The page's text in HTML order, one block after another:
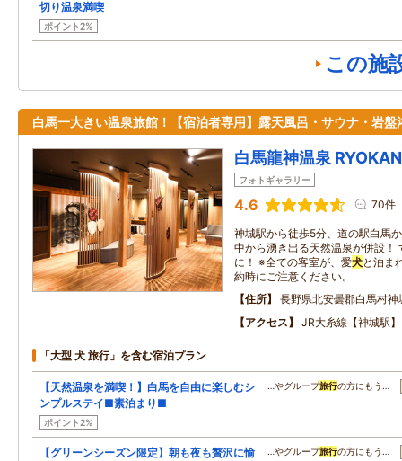
切り温泉満喫
ポイント2%
この施
白馬一大きい温泉旅館！【宿泊者専用】露天風呂・サウナ・岩盤
白馬龍神温泉
フォトギャラリー
4.6 70件
神城駅から徒歩5分、道の駅白馬
中から湧き出る天然温泉が併設！
に！ ※全ての客室が、愛犬と泊ま
約時にご注意ください。
住所
長野県北安曇郡白馬村神
アクセス
JR大糸線【神城駅
「大型 犬 旅行」を含む宿泊プラン
【天然温泉を満喫！】白馬を自由に楽しむシ
ンプルステイ■素泊まり■
ポイント2%
…やグループ旅行の方にもう…
【グリーンシーズン限定】朝も夜も贅沢に愉
…やグループ旅行の方にもう…